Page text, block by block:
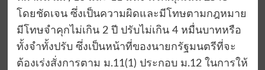
โดยชัดเจน ซึ่งเป็นความผิดและมีโทษตามกฎหมาย
มีโทษจำคุกไม่เกิน 2 ปี ปรับไม่เกิน 4 หมื่นบาทหรือ
ทั้งจำทั้งปรับ ซึ่งเป็นหน้าที่ของนายกรัฐมนตรีที่จะ
ต้องเร่งสั่งการตาม ม.11(1) ประกอบ ม.12 ในการให้